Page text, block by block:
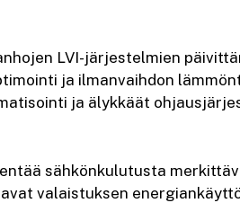
LVI-järjestelmien
ja ilmanvaihdon
ja älykkäät
sähkönkulutusta
valaistuksen